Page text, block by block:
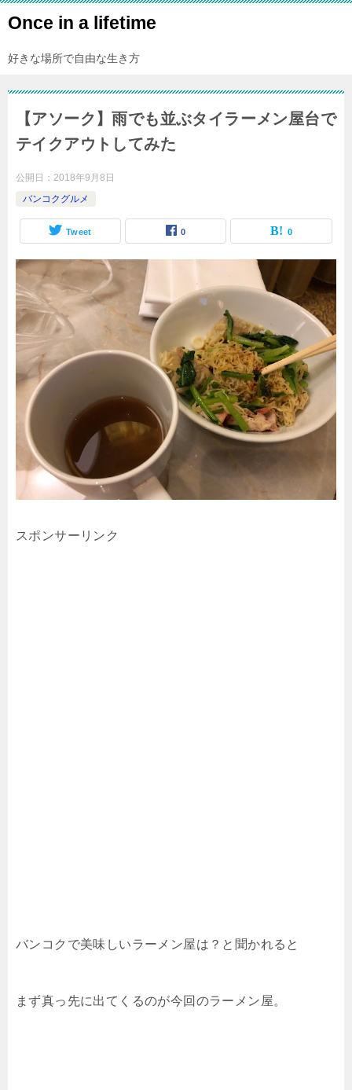
Once in a lifetime
好きな場所で自由な生き方
【アソーク】雨でも並ぶタイラーメン屋台で
テイクアウトしてみた
公開日： 2018年9月8日
バンコクグルメ
Tweet 0 0
スポンサーリンク
バンコクで美味しいラーメン屋は？と聞かれると
まず真っ先に出てくるのが今回のラーメン屋。